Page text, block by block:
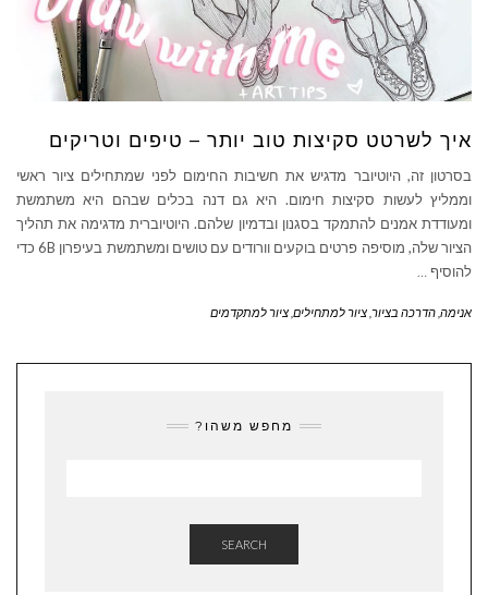
איך לשרטט סקיצות טוב יותר – טיפים וטריקים
בסרטון זה, היוטיובר מדגיש את חשיבות החימום לפני שמתחילים ציור ראשי
וממליץ לעשות סקיצות חימום. היא גם דנה בכלים שבהם היא משתמשת
ומעודדת אמנים להתמקד בסגנון ובדמיון שלהם. היוטיוברית מדגימה את תהליך
הציור שלה, מוסיפה פרטים בוקעים וורודים עם טושים ומשתמשת בעיפרון 6B כדי
להוסיף …
אנימה הדרכה בציור ציור למתחילים ציור למתקדמים
מחפש משהו?
SEARCH